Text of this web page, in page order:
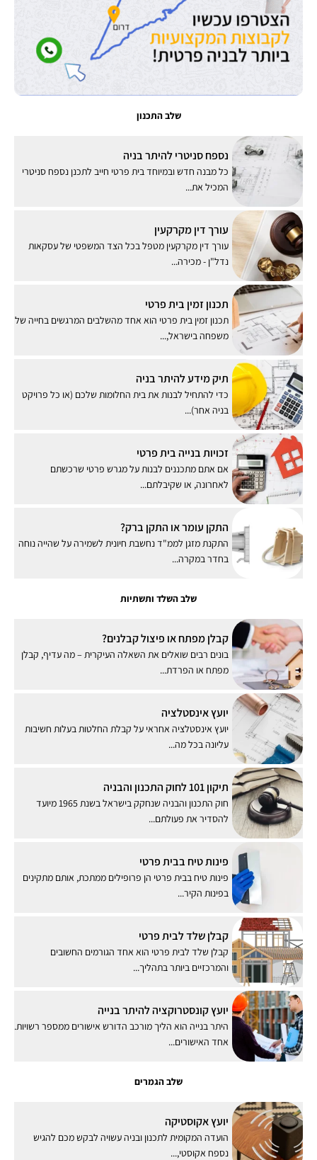
שלב התכנון
נספח סניטרי להיתר בניה
כל מבנה חדש ובמיוחד בית פרטי חייב לתכנן נספח סניטרי
המכיל את...
עורך דין מקרקעין
עורך דין מקרקעין מטפל בכל הצד המשפטי של עסקאות
נדל"ן - מכירה...
תכנון זמין בית פרטי
תכנון זמין בית פרטי הוא אחד מהשלבים המרגשים בחייה של
משפחה בישראל,...
תיק מידע להיתר בניה
כדי להתחיל לבנות את בית החלומות שלכם (או כל פרויקט
בניה אחר)...
זכויות בנייה בית פרטי
אם אתם מתכננים לבנות על מגרש פרטי שרכשתם
לאחרונה, או שקיבלתם...
התקן עומר או התקן ברק?
התקנת מזגן לממ"ד נחשבת חיונית לשמירה על שהייה נוחה
בחדר במקרה...
שלב השלד ותשתיות
קבלן מפתח או פיצול קבלנים?
בונים רבים שואלים את השאלה העיקרית – מה עדיף, קבלן
מפתח או הפרדת...
יועץ אינסטלציה
יועץ אינסטלציה אחראי על קבלת החלטות בעלות חשיבות
עליונה בכל מה...
תיקון 101 לחוק התכנון והבניה
חוק התכנון והבניה שנחקק בישראל בשנת 1965 מיועד
להסדיר את פעולתם...
פינות טיח בבית פרטי
פינות טיח בבית פרטי הן פרופילים ממתכת, אותם מתקינים
בפינות הקיר...
קבלן שלד לבית פרטי
קבלן שלד לבית פרטי הוא אחד הגורמים החשובים
והמרכזיים ביותר בתהליך...
יועץ קונסטרוקציה להיתר בנייה
היתר בנייה הוא הליך מורכב הדורש אישורים ממספר רשויות.
אחד האישורים...
שלב הגמרים
יועץ אקוסטיקה
הועדה המקומית לתכנון ובניה עשויה לבקש מכם להגיש
נספח אקוסטי,...